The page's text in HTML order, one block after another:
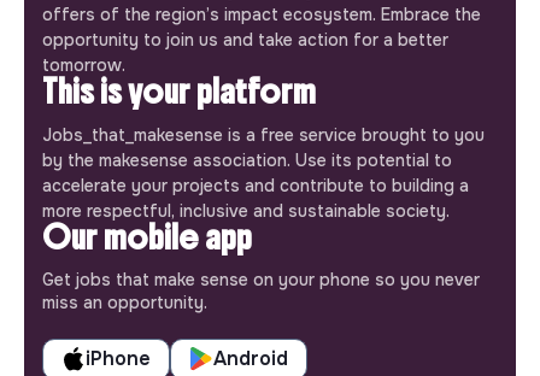
offers of the region’s impact ecosystem. Embrace the
opportunity to join us and take action for a better
tomorrow.
This is your platform
Jobs_that_makesense is a free service brought to you
by the makesense association. Use its potential to
accelerate your projects and contribute to building a
more respectful, inclusive and sustainable society.
Our mobile app
Get jobs that make sense on your phone so you never
miss an opportunity.
iPhone Android